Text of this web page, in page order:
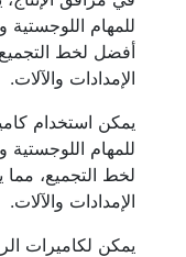
للمهام اللوجستية
أفضل لخط
الإمدادات والآلات.
يمكن استخدام
للمهام اللوجستية
لخط التجميع،
الإمدادات والآلات.
يمكن لكاميرات